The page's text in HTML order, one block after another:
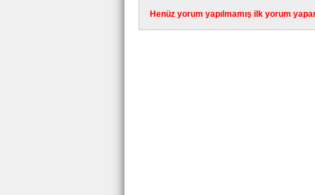
Henüz yorum yapılmamış ilk yorum